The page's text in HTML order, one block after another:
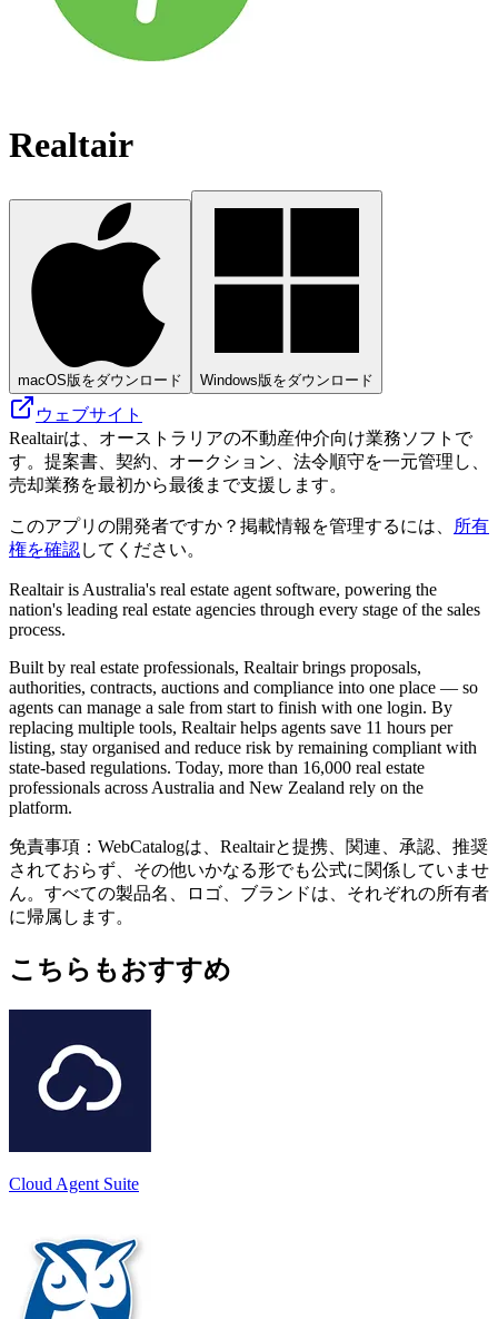
Realtair
macOS版をダウンロード Windows版をダウンロード
ウェブサイト
Realtairは、オーストラリアの不動産仲介向け業務ソフトで
す。提案書、契約、オークション、法令順守を一元管理し、
売却業務を最初から最後まで支援します。
このアプリの開発者ですか？掲載情報を管理するには、
所有
権を確認してください。
Realtair is Australia's real estate agent software, powering the
nation's leading real estate agencies through every stage of the sales
process.
Built by real estate professionals, Realtair brings proposals,
authorities, contracts, auctions and compliance into one place — so
agents can manage a sale from start to finish with one login. By
replacing multiple tools, Realtair helps agents save 11 hours per
listing, stay organised and reduce risk by remaining compliant with
state‑based regulations. Today, more than 16,000 real estate
professionals across Australia and New Zealand rely on the
platform.
免責事項：WebCatalogは、Realtairと提携、関連、承認、推奨
されておらず、その他いかなる形でも公式に関係していませ
ん。すべての製品名、ロゴ、ブランドは、それぞれの所有者
に帰属します。
こちらもおすすめ
Cloud Agent Suite